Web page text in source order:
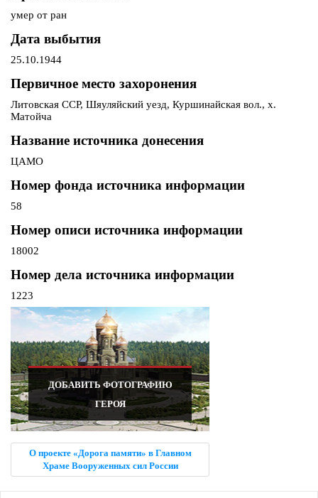
умер от ран
Дата выбытия
25.10.1944
Первичное место захоронения
Литовская ССР, Шяуляйский уезд, Куршинайская вол., х.
Матойча
Название источника донесения
ЦАМО
Номер фонда источника информации
58
Номер описи источника информации
18002
Номер дела источника информации
1223
ДОБАВИТЬ ФОТОГРАФИЮ
ГЕРОЯ
О проекте «Дорога памяти» в Главном
Храме Вооруженных сил России